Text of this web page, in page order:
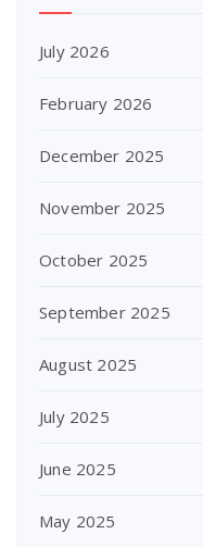
July 2026
February 2026
December 2025
November 2025
October 2025
September 2025
August 2025
July 2025
June 2025
May 2025